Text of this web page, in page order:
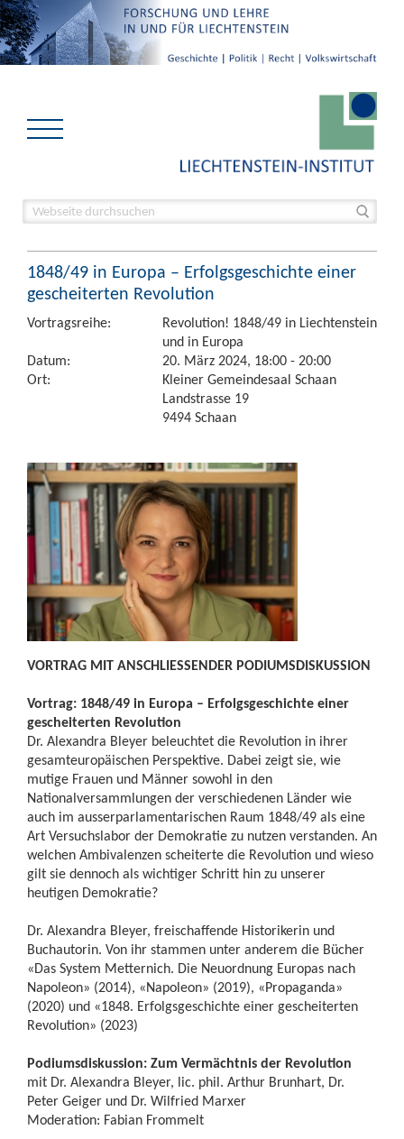
1848/49 in Europa – Erfolgsgeschichte einer
gescheiterten Revolution
Vortragsreihe:
Revolution! 1848/49 in Liechtenstein
und in Europa
Datum:
20. März 2024, 18:00 - 20:00
Ort:
Kleiner Gemeindesaal Schaan
Landstrasse 19
9494 Schaan
VORTRAG MIT ANSCHLIESSENDER PODIUMSDISKUSSION
Vortrag: 1848/49 in Europa – Erfolgsgeschichte einer
gescheiterten Revolution
Dr. Alexandra Bleyer beleuchtet die Revolution in ihrer
gesamteuropäischen Perspektive. Dabei zeigt sie, wie
mutige Frauen und Männer sowohl in den
Nationalversammlungen der verschiedenen Länder wie
auch im ausserparlamentarischen Raum 1848/49 als eine
Art Versuchslabor der Demokratie zu nutzen verstanden. An
welchen Ambivalenzen scheiterte die Revolution und wieso
gilt sie dennoch als wichtiger Schritt hin zu unserer
heutigen Demokratie?
Dr. Alexandra Bleyer, freischaffende Historikerin und
Buchautorin. Von ihr stammen unter anderem die Bücher
«Das System Metternich. Die Neuordnung Europas nach
Napoleon» (2014), «Napoleon» (2019), «Propaganda»
(2020) und «1848. Erfolgsgeschichte einer gescheiterten
Revolution» (2023)
Podiumsdiskussion: Zum Vermächtnis der Revolution
mit Dr. Alexandra Bleyer, lic. phil. Arthur Brunhart, Dr.
Peter Geiger und Dr. Wilfried Marxer
Moderation: Fabian Frommelt